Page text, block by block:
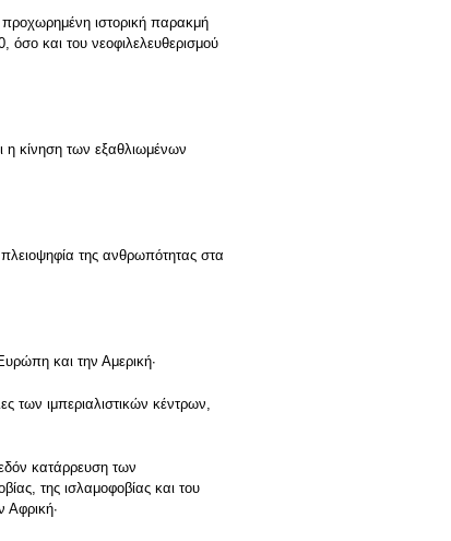
προχωρημένη ιστορική παρακμή
όσο και του νεοφιλελευθερισμού
η κίνηση των εξαθλιωμένων
της ανθρωπότητας στα
και την Αμερική·
ιμπεριαλιστικών κέντρων,
κατάρρευση των
της ισλαμοφοβίας και του
Αφρική·